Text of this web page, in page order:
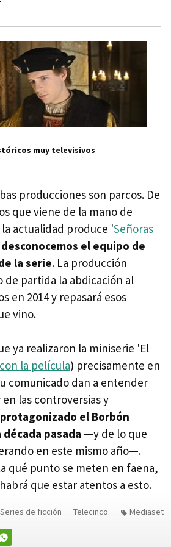
muy televisivos
producciones son parcos. De
que viene de la mano de
actualidad produce 'Señoras
desconocemos el equipo de
la serie. La producción
partida la abdicación al
en 2014 y repasará esos
vino.
ya realizaron la miniserie 'El
la película) precisamente en
comunicado dan a entender
las controversias y
el Borbón
pasada —y de lo que
en este mismo año—.
qué punto se meten en faena,
que estar atentos a esto.
Series de ficción Telecinco Mediaset